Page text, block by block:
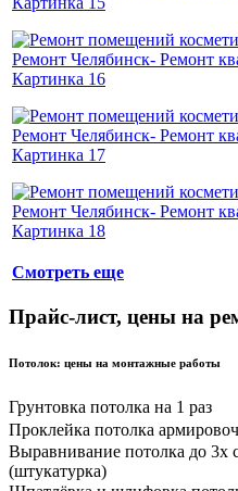
Смотреть еще
Прайс-лист, цены на
Потолок: цены на монтажные работы
Грунтовка потолка на 1 раз
Проклейка потолка
Выравнивание потолка до 3х
(штукатурка)